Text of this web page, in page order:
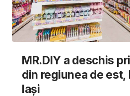
MR.DIY a deschis
din regiunea de est,
Iași